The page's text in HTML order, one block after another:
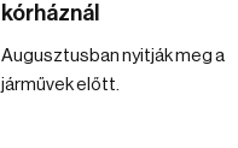
kórháznál
Augusztusban nyitják meg a
járművek előtt.